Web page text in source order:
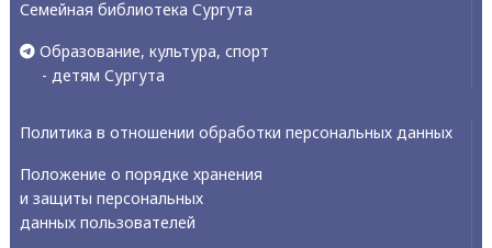
Семейная библиотека Сургута
Образование, культура, спорт
- детям Сургута
Политика в отношении обработки персональных данных
Положение о порядке хранения
и защиты персональных
данных пользователей